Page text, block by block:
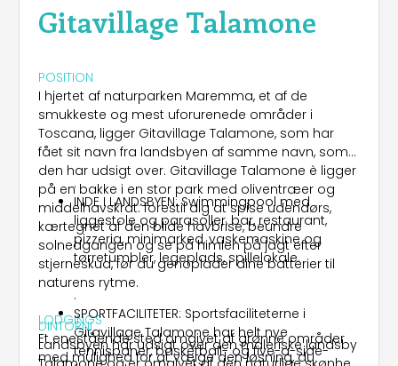
Gitavillage Talamone
POSITION
I hjertet af naturparken Maremma, et af de
smukkeste og mest uforurenede områder i
Toscana, ligger Gitavillage Talamone, som har
fået sit navn fra landsbyen af samme navn, som
den har udsigt over. Gitavillage Talamone è ligger
på en bakke i en stor park med oliventræer og
middelhavskrat: forestil dig at spise udendørs,
kærtegnet af den blide havbrise, beundre
solnedgangen og se på himlen på jagt efter
stjerneskud, før du genoplader dine batterier til
naturens rytme.
LODGINGS
Et enestående sted omgivet af grønne områder
med mulighed for at vælge den løsning, du
.
INDE I LANDSBYEN: Swimmingpool med
liggestole og parasoller, bar, restaurant,
pizzeria, minimarked, vaskemaskine og
tørretumbler, legeplads, spillelokale.
.
SPORTFACILITETER: Sportsfaciliteterne i
Gitavillage Talamone har helt nye
tennisbaner, basketball- og five-a-side-
DINTORNI
Landsbyen har udsigt over den maleriske landsby